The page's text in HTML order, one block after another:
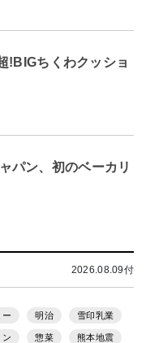
!BIGちくわクッショ
パン、初のベーカリ
2026.08.09付
ー 明治 雪印乳業
ン 惣菜 熊本地震